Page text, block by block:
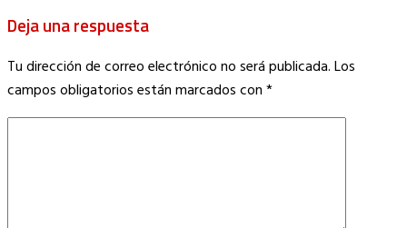
Deja una respuesta
Tu dirección de correo electrónico no será publicada.Los
campos obligatorios están marcados con*